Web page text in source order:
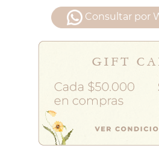
Consultar por